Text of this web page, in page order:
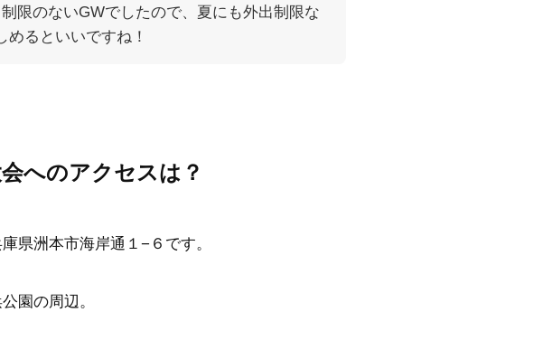
限のないGWでしたので、夏にも外出制限な
めるといいですね！
へのアクセスは？
県洲本市海岸通１−６です。
園の周辺。